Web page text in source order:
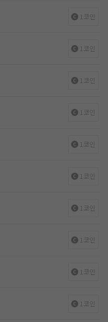
1코인
1코인
1코인
1코인
1코인
1코인
1코인
1코인
1코인
1코인